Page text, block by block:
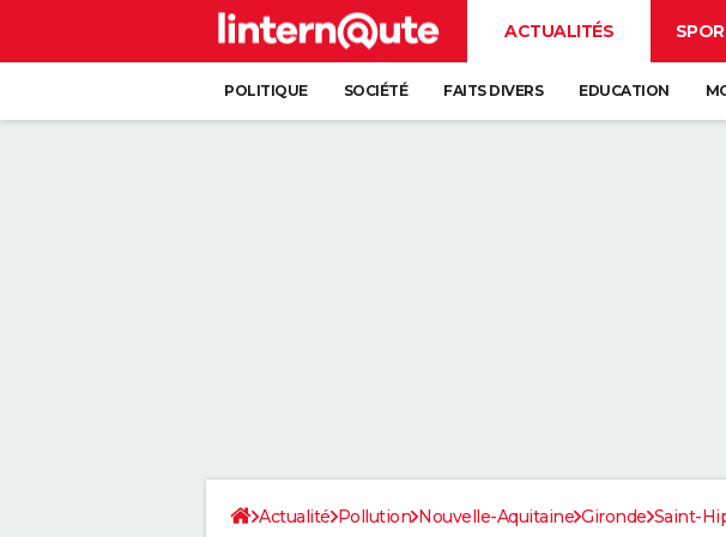
ACTUALITÉS
POLITIQUE SOCIÉTÉ FAITS DIVERS EDUCATION
Actualité Pollution Nouvelle-Aquitaine Gironde Saint-